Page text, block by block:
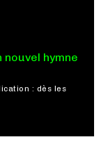
nouvel hymne
: dès les